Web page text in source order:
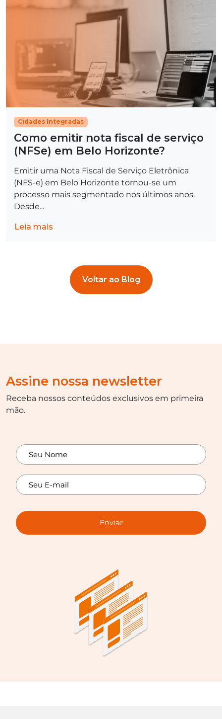
Cidades Integradas
Como emitir nota fiscal de serviço
(NFSe) em Belo Horizonte?
Emitir uma Nota Fiscal de Serviço Eletrônica
(NFS-e) em Belo Horizonte tornou-se um
processo mais segmentado nos últimos anos.
Desde...
Leia mais
Voltar ao Blog
Assine nossa newsletter
Receba nossos conteúdos exclusivos em primeira
mão.
Enviar